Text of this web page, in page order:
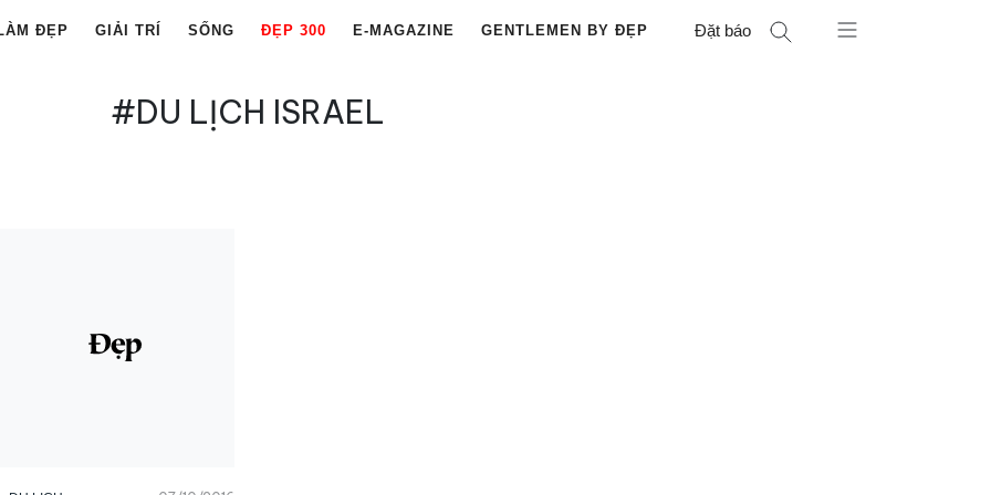
ĐẸP GIẢI TRÍ SỐNG ĐẸP 300 E-MAGAZINE GENTLEMEN BY ĐẸP Đặt báo
#DU LỊCH ISRAEL